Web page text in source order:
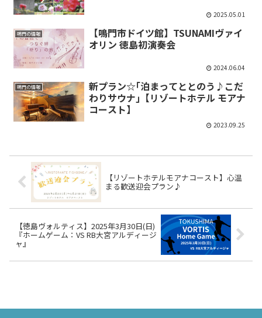
2025.05.01
鳴門の情報
【鳴門市ドイツ館】TSUNAMIヴァイ
オリン 徳島初演奏会
2024.06.04
鳴門の情報
新プラン☆｢泊まってととのう♪こだ
わりサウナ｣【リゾートホテル モアナ
コースト】
2023.09.25
【リゾートホテルモアナコースト】心温
まる歓送迎会プラン♪
【徳島ヴォルティス】2025年3月30日(日)
『ホームゲーム：VS RB大宮アルディージ
ャ』